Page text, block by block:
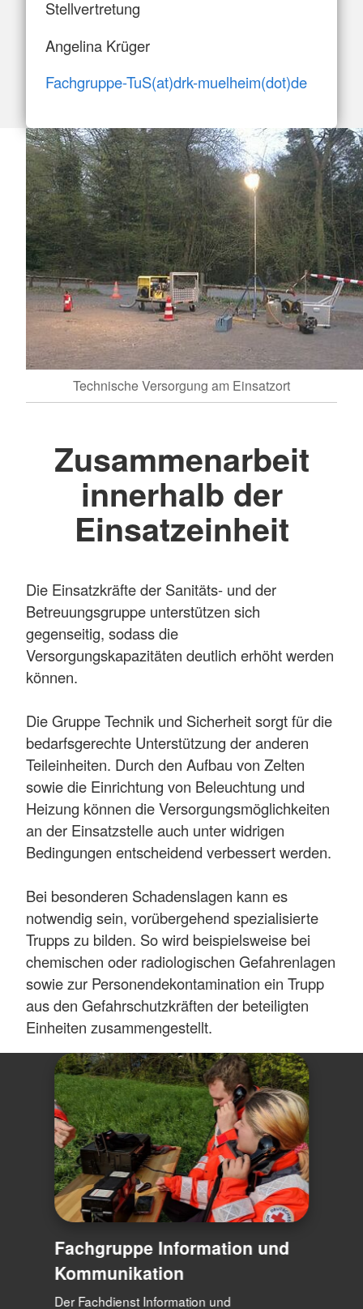
Stellvertretung
Angelina Krüger
Fachgruppe-TuS(at)drk-muelheim(dot)de
Technische Versorgung am Einsatzort
Zusammenarbeit
innerhalb der
Einsatzeinheit
Die Einsatzkräfte der Sanitäts- und der
Betreuungsgruppe unterstützen sich
gegenseitig, sodass die
Versorgungskapazitäten deutlich erhöht werden
können.
Die Gruppe Technik und Sicherheit sorgt für die
bedarfsgerechte Unterstützung der anderen
Teileinheiten. Durch den Aufbau von Zelten
sowie die Einrichtung von Beleuchtung und
Heizung können die Versorgungsmöglichkeiten
an der Einsatzstelle auch unter widrigen
Bedingungen entscheidend verbessert werden.
Bei besonderen Schadenslagen kann es
notwendig sein, vorübergehend spezialisierte
Trupps zu bilden. So wird beispielsweise bei
chemischen oder radiologischen Gefahrenlagen
sowie zur Personendekontamination ein Trupp
aus den Gefahrschutzkräften der beteiligten
Einheiten zusammengestellt.
Fachgruppe Information und
Kommunikation
Der Fachdienst Information und